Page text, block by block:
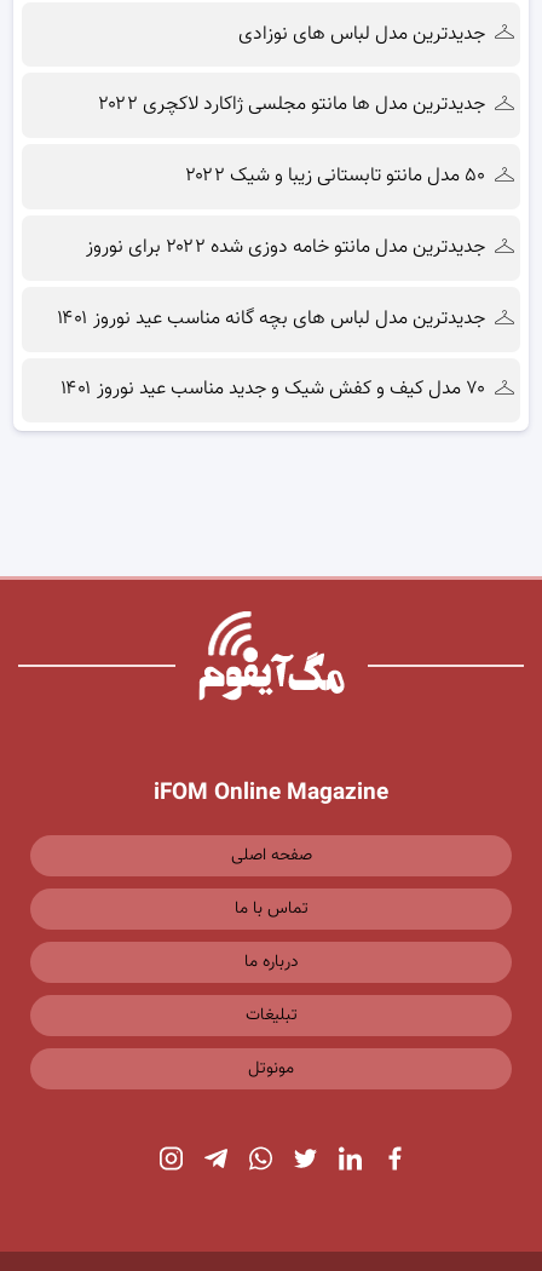
جدیدترین مدل لباس های نوزادی
جدیدترین مدل ها مانتو مجلسی ژاکارد لاکچری ۲۰۲۲
۵۰ مدل مانتو تابستانی زیبا و شیک ۲۰۲۲
جدیدترین مدل مانتو خامه دوزی شده ۲۰۲۲ برای نوروز
جدیدترین مدل لباس های بچه گانه مناسب عید نوروز ۱۴۰۱
۷۰ مدل کیف و کفش شیک و جدید مناسب عید نوروز ۱۴۰۱
iFOM Online Magazine
صفحه اصلی
تماس با ما
درباره ما
تبلیغات
مونوتل